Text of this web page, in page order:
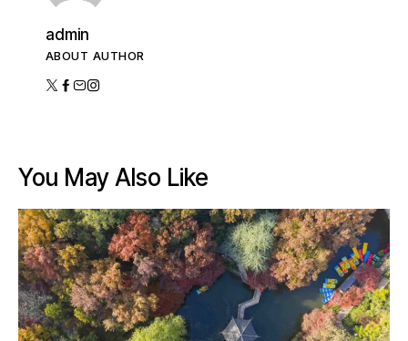
admin
ABOUT AUTHOR
You May Also Like